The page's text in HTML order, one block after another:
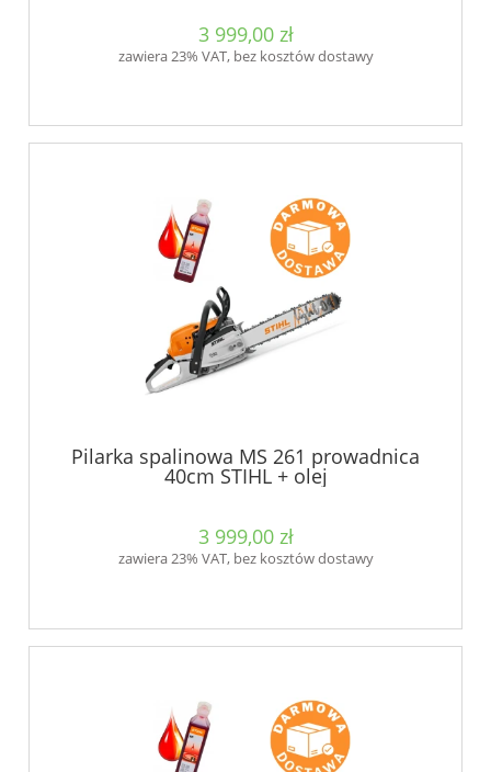
3 999,00 zł
zawiera 23% VAT, bez kosztów dostawy
Pilarka spalinowa MS 261 prowadnica
40cm STIHL + olej
3 999,00 zł
zawiera 23% VAT, bez kosztów dostawy